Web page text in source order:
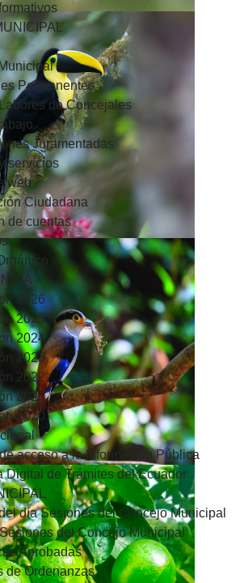
Permanentes
de Concejales
Juramentadas
servicios
web
Ciudadana
de cuentas
2026
2025
2024
2023
2022
2021
2020
acceso a la Información Pública
Digital de Trámites del Ecuador
día Sesiones del Concejo Municipal
del Concejo Municipal
Aprobadas
de Ordenanzas